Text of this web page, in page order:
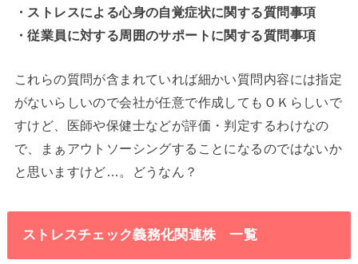
・ストレスによる心身の自覚症状に関する質問事項
・従業員に対する周囲のサポートに関する質問事項
これらの質問が含まれていれば細かい質問内容には指定
がないらしいので会社が任意で作成してもＯＫらしいで
すけど、医師や保健士などが評価・判定するわけなの
で、まぁアウトソーシングすることになるのではないか
と思いますけど…。どうなん？
ストレスチェック義務化関連株 一覧